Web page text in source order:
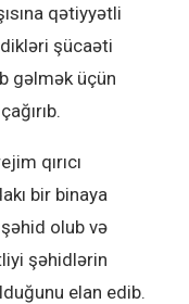
qətiyyətli
şücaəti
gəlmək üçün
qırıcı
bir binaya
olub və
şəhidlərin
elan edib.